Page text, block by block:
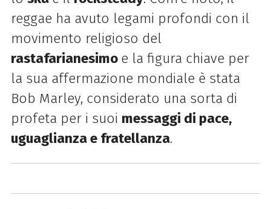
reggae ha avuto legami profondi con il
movimento religioso del
rastafarianesimo e la figura chiave per
la sua affermazione mondiale è stata
Bob Marley, considerato una sorta di
profeta per i suoi messaggi di pace,
uguaglianza e fratellanza.